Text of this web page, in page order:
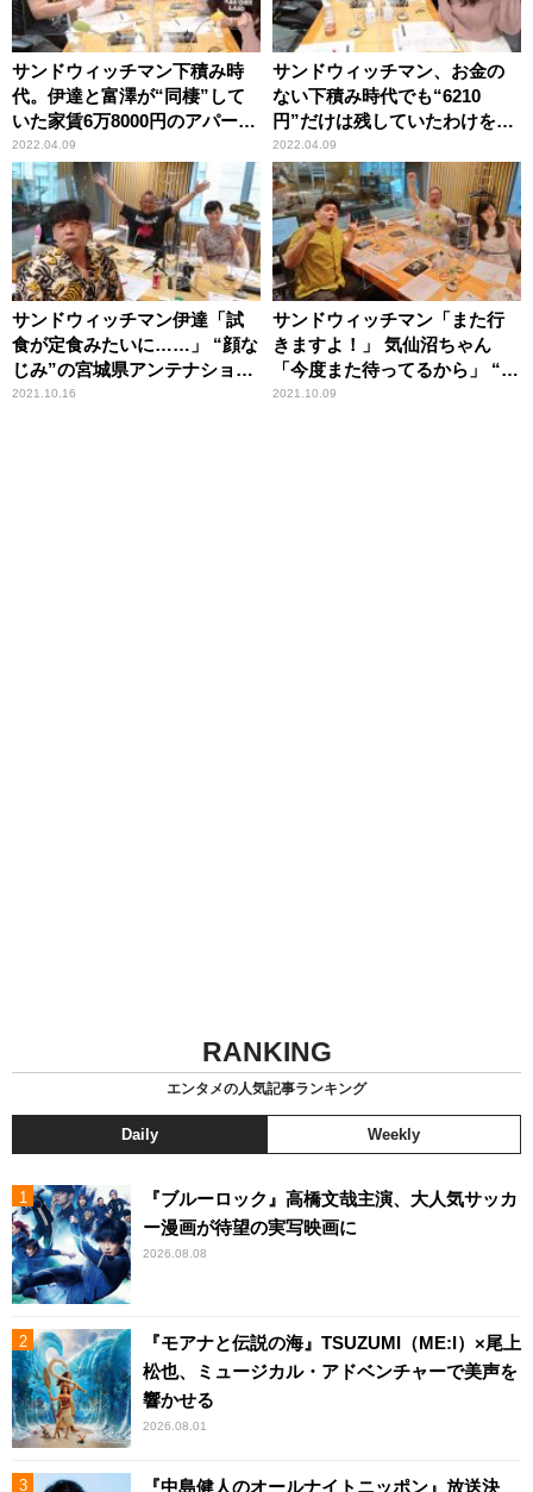
サンドウィッチマン下積み時
代。伊達と富澤が“同棲”して
いた家賃6万8000円のアパート
での貴重な2ショット
2022.04.09
サンドウィッチマン、お金の
ない下積み時代でも“6210
円”だけは残していたわけを明
かす「いくらお金がなくて
も……」
2022.04.09
サンドウィッチマン伊達「試
食が定食みたいに……」 “顔な
じみ”の宮城県アンテナショッ
プで受けた手厚い接客
2021.10.16
サンドウィッチマン「また行
きますよ！」 気仙沼ちゃん
「今度また待ってるから」 “東
北愛”トークが炸裂
2021.10.09
RANKING
エンタメの人気記事ランキング
Daily Weekly
『ブルーロック』高橋文哉主演、大人気サッカ
ー漫画が待望の実写映画に
2026.08.08
『モアナと伝説の海』TSUZUMI（ME:I）×尾上
松也、ミュージカル・アドベンチャーで美声を
響かせる
2026.08.01
『中島健人のオールナイトニッポン』放送決